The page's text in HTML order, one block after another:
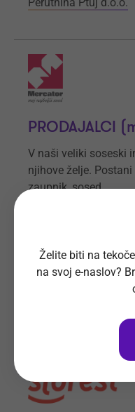
PRODAJALCI
V naši veliki soseski
njihove želje.
zaupnik, sosed.
Vsa delovna mesta
Želite biti na
na svoj e-naslov?